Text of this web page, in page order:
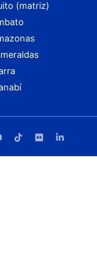
(matriz)